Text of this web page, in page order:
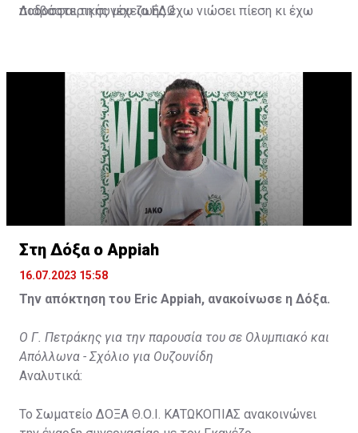
ποδοσφαιρικής μου ζωής έχω νιώσει πίεση κι έχω
31χρονος άσος.
Διαβάστε τη συνέχειαΕΔΩ
Στη Δόξα ο Appiah
16.07.2023 15:58
Την απόκτηση του Eric Appiah, ανακοίνωσε η Δόξα.
Ο Γ. Πετράκης για την παρουσία του σε Ολυμπιακό και
Απόλλωνα - Σχόλιο για Ουζουνίδη
Αναλυτικά:
Το Σωματείο ΔΟΞΑ Θ.Ο.Ι. ΚΑΤΩΚΟΠΙΑΣ ανακοινώνει